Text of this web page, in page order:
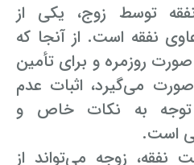
توسط زوج، یکی از
نفقه است. از آنجا که
روزمره و برای تأمین
می‌گیرد، اثبات عدم
توجه به نکات خاص و
است.
نفقه، زوجه می‌تواند از